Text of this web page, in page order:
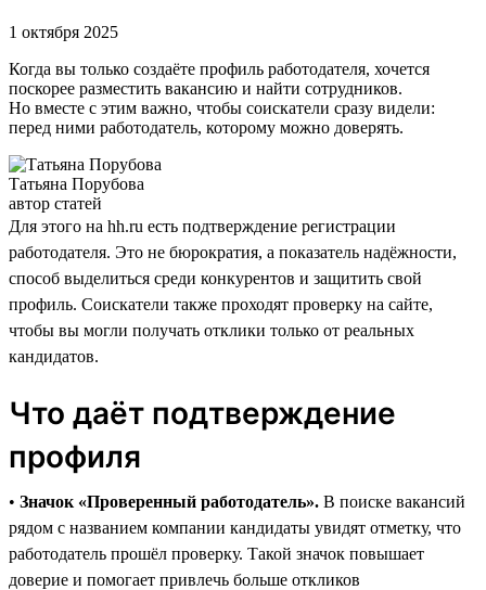
1 октября 2025
Когда вы только создаёте профиль работодателя, хочется
поскорее разместить вакансию и найти сотрудников.
Но вместе с этим важно, чтобы соискатели сразу видели:
перед ними работодатель, которому можно доверять.
Татьяна Порубова
автор статей
Для этого на hh.ru есть подтверждение регистрации
работодателя. Это не бюрократия, а показатель надёжности,
способ выделиться среди конкурентов и защитить свой
профиль. Соискатели также проходят проверку на сайте,
чтобы вы могли получать отклики только от реальных
кандидатов.
Что даёт подтверждение
профиля
• Значок «Проверенный работодатель». В поиске вакансий
рядом с названием компании кандидаты увидят отметку, что
работодатель прошёл проверку. Такой значок повышает
доверие и помогает привлечь больше откликов